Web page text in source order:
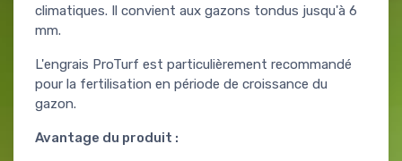
climatiques. Il convient aux gazons tondus jusqu'à 6
mm.
L'engrais ProTurf est particulièrement recommandé
pour la fertilisation en période de croissance du
gazon.
Avantage du produit :